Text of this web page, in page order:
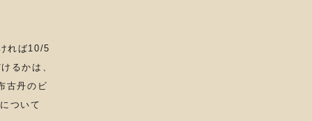
れば10/5
るかは、
古丹のビ
ついて